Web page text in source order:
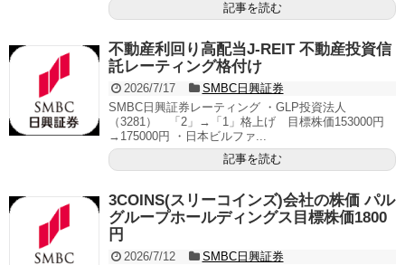
記事を読む
不動産利回り高配当J-REIT 不動産投資信
託レーティング格付け
2026/7/17
SMBC日興証券
SMBC日興証券レーティング ・GLP投資法人
（3281） 「2」→「1」格上げ 目標株価153000円
→175000円 ・日本ビルファ...
記事を読む
3COINS(スリーコインズ)会社の株価 パル
グループホールディングス目標株価1800
円
2026/7/12
SMBC日興証券